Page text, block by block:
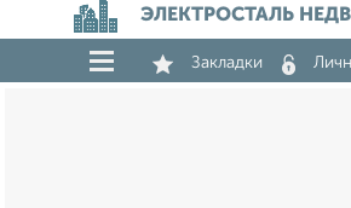
ЭЛЕКТРОСТАЛЬ
Закладки